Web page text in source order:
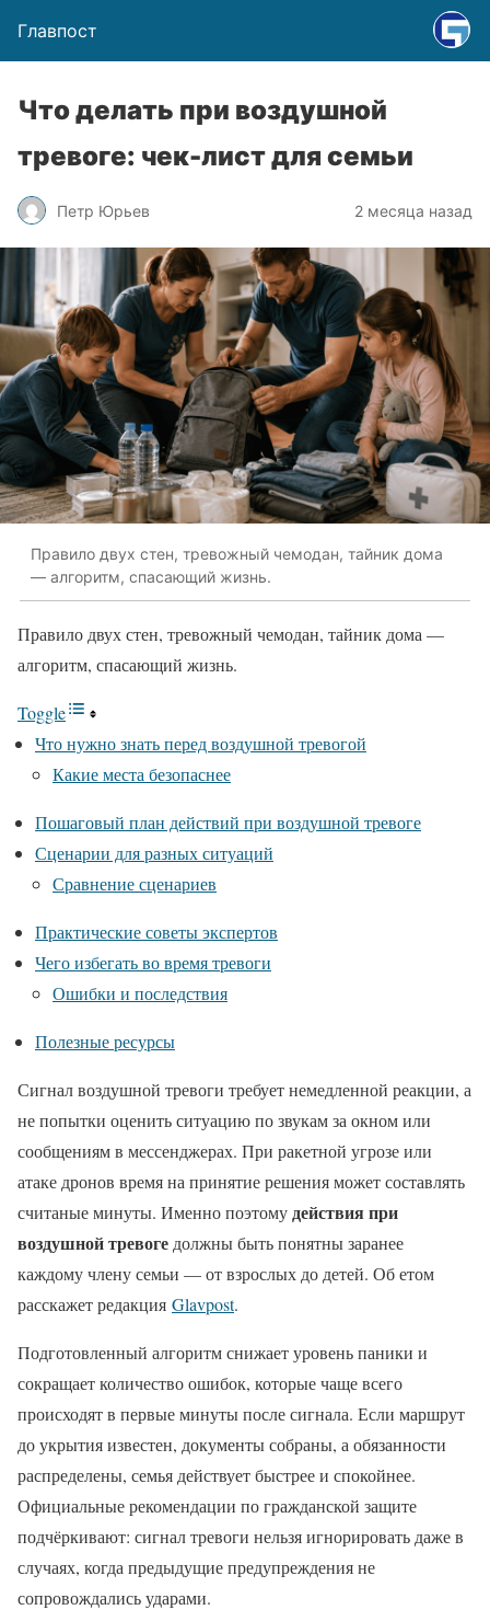
Главпост
Что делать при воздушной
тревоге: чек-лист для семьи
Петр Юрьев 2 месяца назад
Правило двух стен, тревожный чемодан, тайник дома
— алгоритм, спасающий жизнь.
Правило двух стен, тревожный чемодан, тайник дома —
алгоритм, спасающий жизнь.
Toggle
Что нужно знать перед воздушной тревогой
Какие места безопаснее
Пошаговый план действий при воздушной тревоге
Сценарии для разных ситуаций
Сравнение сценариев
Практические советы экспертов
Чего избегать во время тревоги
Ошибки и последствия
Полезные ресурсы
Сигнал воздушной тревоги требует немедленной реакции, а
не попытки оценить ситуацию по звукам за окном или
сообщениям в мессенджерах. При ракетной угрозе или
атаке дронов время на принятие решения может составлять
считаные минуты. Именно поэтомудействия при
воздушной тревоге должны быть понятны заранее
каждому члену семьи — от взрослых до детей. Об етом
расскажет редакция Glavpost.
Подготовленный алгоритм снижает уровень паники и
сокращает количество ошибок, которые чаще всего
происходят в первые минуты после сигнала. Если маршрут
до укрытия известен, документы собраны, а обязанности
распределены, семья действует быстрее и спокойнее.
Официальные рекомендации по гражданской защите
подчёркивают: сигнал тревоги нельзя игнорировать даже в
случаях, когда предыдущие предупреждения не
сопровождались ударами.